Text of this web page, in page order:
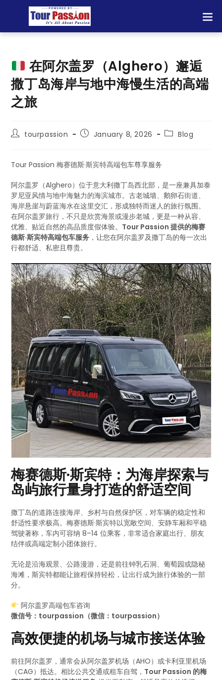
在阿尔盖罗（Alghero）邂逅
撒丁岛海岸与地中海慢生活的高端
之旅
tourpassion January 8, 2026 Blog
Tour Passion 梅赛德斯·斯宾特高端包车尊享服务
阿尔盖罗（Alghero）位于意大利撒丁岛西北部，是一座兼具加泰
罗尼亚风情与地中海魅力的海滨城市。古老城墙、鹅卵石街道、
海岸悬崖与蔚蓝海水在这里交汇，形成独特而迷人的旅行氛围。
在阿尔盖罗旅行，不只是欣赏海景或漫步老城，更是一种从容、
优雅、贴近自然的高品质度假体验。 Tour Passion 提供的梅赛
德斯·斯宾特高端包车服务 ，让您在阿尔盖罗及撒丁岛的每一次出
行都舒适、私密且尊贵。
梅赛德斯·斯宾特：为海岸探索与
岛屿旅行量身打造的舒适空间
撒丁岛的道路连接海岸、乡村与自然保护区，对车辆的稳定性和
舒适性要求极高。梅赛德斯·斯宾特以宽敞空间、安静车厢和平稳
驾驶著称，车内可容纳 8–14 位乘客，非常适合家庭出行、朋友
结伴或高端定制小团体旅行。
无论是沿海观景、公路漫游，还是前往钟乳石洞、葡萄园或隐秘
海滩，斯宾特都能让旅程保持轻松，让出行成为旅行体验的一部
分。
阿尔盖罗高端包车咨询
微信号：tourpassion（微信：tourpassion）
高效便捷的机场与城市接送体验
前往阿尔盖罗，通常会从阿尔盖罗机场（AHO）或卡利亚里机场
（CAG）抵达。相比公共交通或租车自驾， Tour Passion 的梅